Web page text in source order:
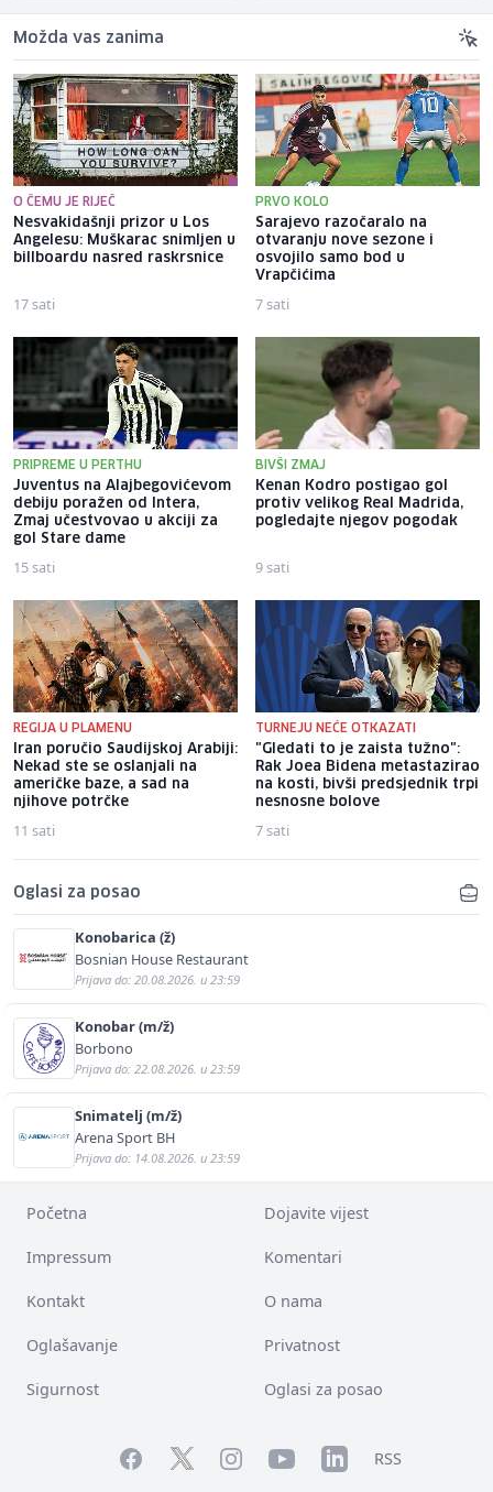
Možda vas zanima
O ČEMU JE RIJEČ
Nesvakidašnji prizor u Los
Angelesu: Muškarac snimljen u
billboardu nasred raskrsnice
17 sati
PRVO KOLO
Sarajevo razočaralo na
otvaranju nove sezone i
osvojilo samo bod u
Vrapčićima
7 sati
PRIPREME U PERTHU
Juventus na Alajbegovićevom
debiju poražen od Intera,
Zmaj učestvovao u akciji za
gol Stare dame
15 sati
BIVŠI ZMAJ
Kenan Kodro postigao gol
protiv velikog Real Madrida,
pogledajte njegov pogodak
9 sati
REGIJA U PLAMENU
Iran poručio Saudijskoj Arabiji:
Nekad ste se oslanjali na
američke baze, a sad na
njihove potrčke
11 sati
TURNEJU NEĆE OTKAZATI
"Gledati to je zaista tužno":
Rak Joea Bidena metastazirao
na kosti, bivši predsjednik trpi
nesnosne bolove
7 sati
Oglasi za posao
Konobarica (ž)
Bosnian House Restaurant
Prijava do: 20.08.2026. u 23:59
Konobar (m/ž)
Borbono
Prijava do: 22.08.2026. u 23:59
Snimatelj (m/ž)
Arena Sport BH
Prijava do: 14.08.2026. u 23:59
Početna Dojavite vijest
Impressum Komentari
Kontakt O nama
Oglašavanje Privatnost
Sigurnost Oglasi za posao
FacebookTwitterInstagramYouTubeLinkedInRSS